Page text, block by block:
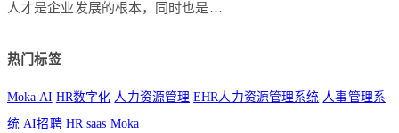
人才是企业发展的根本，同时也是…
热门标签
Moka AI HR数字化 人力资源管理 EHR人力资源管理系统 人事管理系
统 AI招聘 HR saas Moka